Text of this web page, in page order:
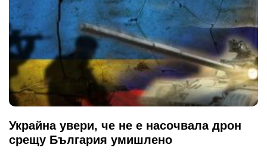
Украйна увери, че не е насочвала дрон
срещу България умишлено